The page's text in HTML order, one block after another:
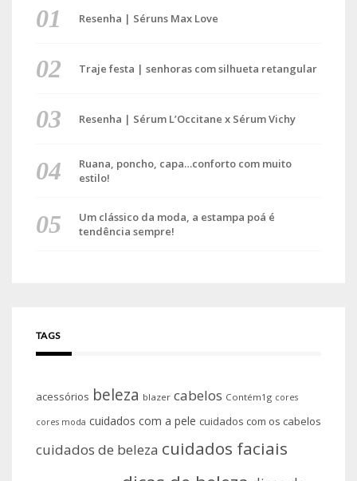
Resenha | Séruns Max Love
Traje festa | senhoras com silhueta retangular
Resenha | Sérum L’Occitane x Sérum Vichy
Ruana, poncho, capa…conforto com muito
estilo!
Um clássico da moda, a estampa poá é
tendência sempre!
TAGS
acessórios beleza blazer cabelos Contém1g cores
cores moda cuidados com a pele cuidados com os cabelos
cuidados de beleza cuidados faciais